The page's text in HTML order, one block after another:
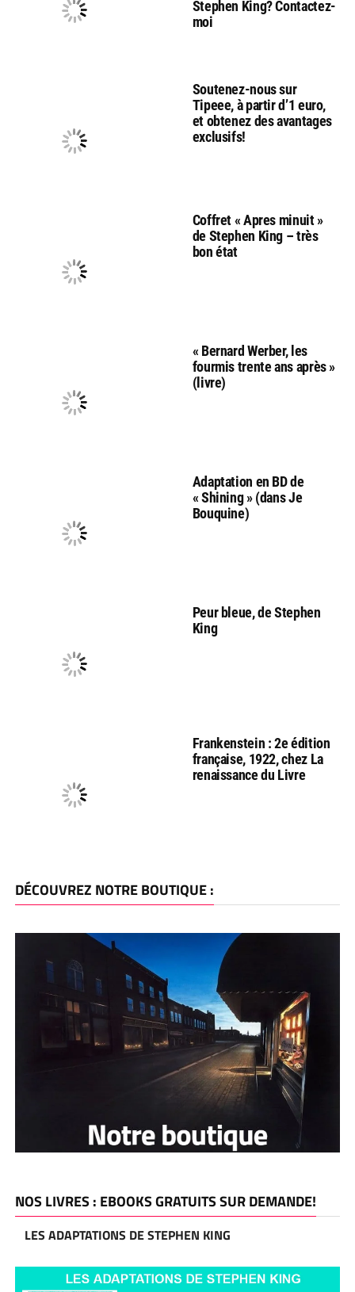
Stephen King? Contactez-
moi
Soutenez-nous sur
Tipeee, à partir d’1 euro,
et obtenez des avantages
exclusifs!
Coffret « Apres minuit »
de Stephen King – très
bon état
« Bernard Werber, les
fourmis trente ans après »
(livre)
Adaptation en BD de
« Shining » (dans Je
Bouquine)
Peur bleue, de Stephen
King
Frankenstein : 2e édition
française, 1922, chez La
renaissance du Livre
DÉCOUVREZ NOTRE BOUTIQUE :
NOS LIVRES : EBOOKS GRATUITS SUR DEMANDE!
LES ADAPTATIONS DE STEPHEN KING